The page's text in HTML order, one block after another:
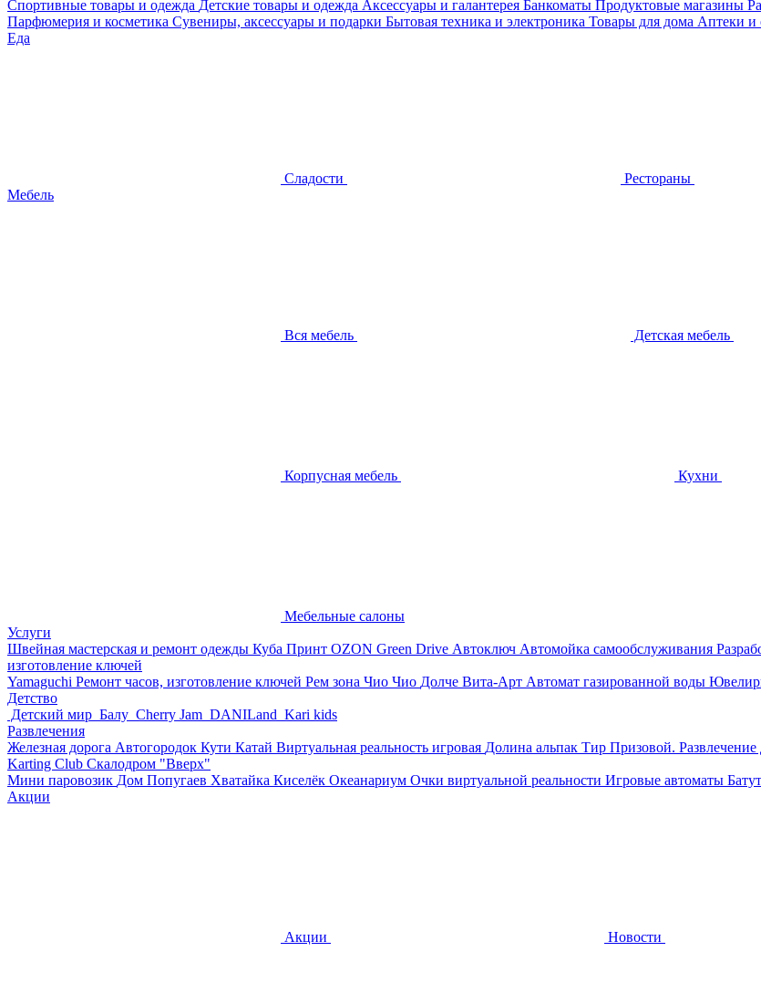
Спортивные товары и одежда Детские товары и одежда Аксессуары и галантерея Банкоматы Продуктовые магазины
Парфюмерия и косметика Сувениры, аксессуары и подарки Бытовая техника и электроника Товары для дома Аптеки и
Еда
Сладости Рестораны
Мебель
Вся мебель Детская мебель
Корпусная мебель Кухни
Мебельные салоны
Услуги
Швейная мастерская и ремонт одежды Куба Принт OZON Green Drive Автоключ Автомойка самообслуживания
изготовление ключей
Yamaguchi Ремонт часов, изготовление ключей Рем зона Чио Чио Долче Вита-Арт Автомат газированной воды
Детство
Детский мир Балу Cherry Jam DANILand Kari kids
Развлечения
Железная дорога Автогородок Кути Катай Виртуальная реальность игровая Долина альпак Тир Призовой. Развлечение
Karting Club Скалодром "Вверх"
Мини паровозик Дом Попугаев Хватайка Киселёк Океанариум Очки виртуальной реальности Игровые автоматы
Акции
Акции Новости